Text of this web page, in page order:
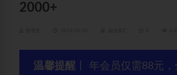
2000+
温馨提醒 丨 年会员仅需88元